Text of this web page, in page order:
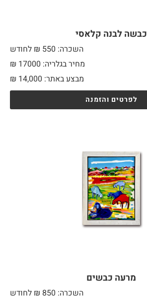
כבשה לבנה קלאסי
השכרה: 550 ₪ לחודש
מחיר בגלריה: 17000 ₪
מבצע באתר:
₪ 14,000
לפרטים והזמנה
מרעה כבשים
השכרה: 850 ₪ לחודש